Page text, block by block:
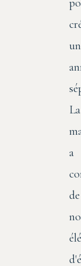
La
a
de